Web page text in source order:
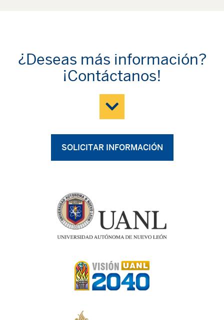
¿Deseas más información?
¡Contáctanos!
SOLICITAR INFORMACIÓN